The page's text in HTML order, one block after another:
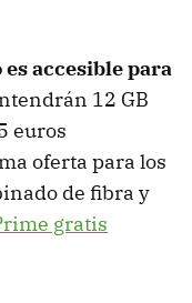
es accesible para
12 GB
euros
oferta para los
de fibra y
gratis